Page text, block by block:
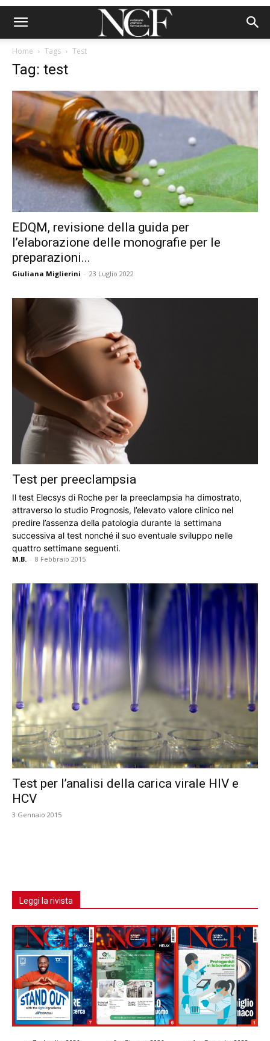
Home Tags Test
Tag: test
EDQM, revisione della guida per
l’elaborazione delle monografie per le
preparazioni...
Giuliana Miglierini - 23 Luglio 2022
Test per preeclampsia
Il test Elecsys di Roche per la preeclampsia ha dimostrato,
attraverso lo studio Prognosis, l’elevato valore clinico nel
predire l’assenza della patologia durante la settimana
successiva al test nonché il suo eventuale sviluppo nelle
quattro settimane seguenti.
M.B. - 8 Febbraio 2015
Test per l’analisi della carica virale HIV e
HCV
3 Gennaio 2015
Leggi la rivista